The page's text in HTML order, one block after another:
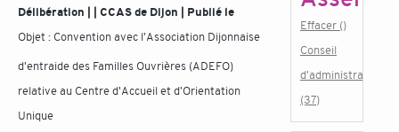
Délibération | | CCAS de Dijon | Publié le
Objet : Convention avec l'Association Dijonnaise
d'entraide des Familles Ouvrières (ADEFO)
relative au Centre d'Accueil et d'Orientation
Unique
Effacer ()
Conseil
d'administration
(37)